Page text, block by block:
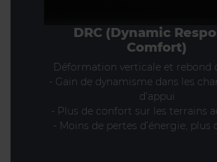
DRC (Dynamic
Comfort)
Déformation verticale et rebond
- Gain de dynamisme dans les
d’appui
- Plus de confort sur les terrains
- Moins de pertes d’énergie, plus